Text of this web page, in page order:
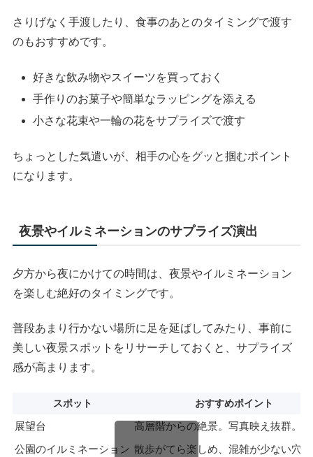
さりげなく手渡したり、食事のあとのタイミングで渡す
のもおすすめです。
好きな飲み物やスイーツを買っておく
手作りのお菓子や簡単なラッピングを添える
小さな花束や一輪の花をサプライズで渡す
ちょっとした気遣いが、相手の心をグッと掴むポイント
になります。
夜景やイルミネーションのサプライズ演出
夕方から夜にかけての時間は、夜景やイルミネーション
を楽しむ絶好のタイミングです。
普段あまり行かない場所に足を延ばしてみたり、事前に
美しい夜景スポットをリサーチしておくと、サプライズ
感が高まります。
スポット おすすめポイント
展望台
高層階からの絶景。写真映え抜群。
公園のイルミネーション 散歩がてら楽しめ、混雑が少ない穴